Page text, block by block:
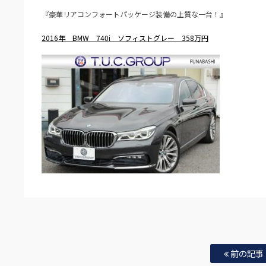
『豪華リアコンフォートパッケージ装備の上質な一台！』
2016年 BMW 740i ソフィストグレー 358万円
前の記事